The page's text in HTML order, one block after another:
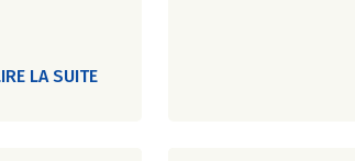
LA SUITEDE L'ARTICLE COLLECTE BIO